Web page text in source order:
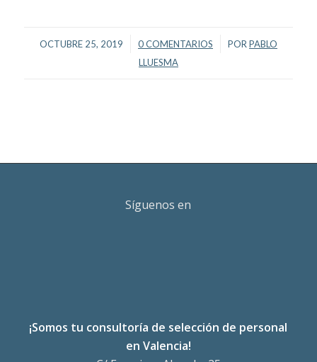
OCTUBRE 25, 2019
/ 0 COMENTARIOS
/ POR PABLO
LLUESMA
Síguenos en
¡Somos tu consultoría de selección de personal
en Valencia!